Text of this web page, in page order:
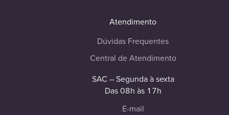
Atendimento
Dúvidas Frequentes
Central de Atendimento
SAC – Segunda à sexta
Das 08h às 17h
E-mail